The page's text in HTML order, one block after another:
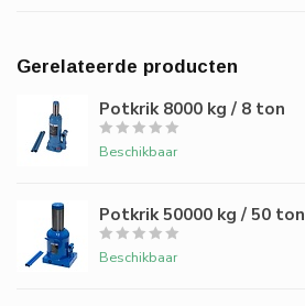
Gerelateerde producten
Potkrik 8000 kg / 8 ton
Beschikbaar
Potkrik 50000 kg / 50 ton
Beschikbaar